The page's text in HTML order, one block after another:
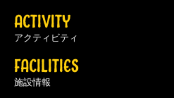
ACTIVITY
アクティビティ
FACILITIES
施設情報